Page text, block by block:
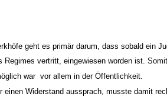
geht es primär darum, dass sobald ein
Regimes vertritt, eingewiesen worden ist.
war ­ vor allem in der Öffentlichkeit.